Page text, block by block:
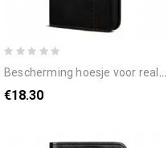
bescherming hoesje voor realme c35 folio-hoesje gewaxt kunstleer
€18.30